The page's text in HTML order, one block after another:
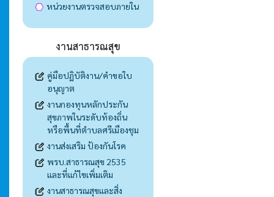
หน่วยงานตรวจสอบภายใน
งานสาธารณสุข
คู่มือปฏิบัติงาน/คำขอใบ
อนุญาต
งานกองทุนหลักประกัน
สุขภาพในระดับท้องถิ่น
หรือพื้นที่ตำบลศรีเมืองชุม
งานส่งเสริม ป้องกันโรค
พรบ.สาธารณสุข 2535
และที่แก้ไขเพิ่มเติม
งานสาธารณสุขและสิ่ง